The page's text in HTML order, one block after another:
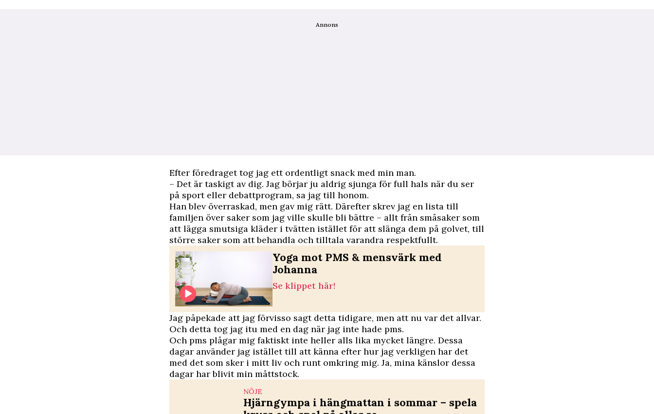
Annons
Efter föredraget tog jag ett ordentligt snack med min man.
– Det är taskigt av dig. Jag börjar ju aldrig sjunga för full hals när du ser
på sport eller debattprogram, sa jag till honom.
Han blev överraskad, men gav mig rätt. Därefter skrev jag en lista till
familjen över saker som jag ville skulle bli bättre – allt från småsaker som
att lägga smutsiga kläder i tvätten istället för att slänga dem på golvet, till
större saker som att behandla och tilltala varandra respektfullt.
Yoga mot PMS & mensvärk med
Johanna
Se klippet här!
Jag påpekade att jag förvisso sagt detta tidigare, men att nu var det allvar.
Och detta tog jag itu med en dag när jag inte hade pms.
Och pms plågar mig faktiskt inte heller alls lika mycket längre. Dessa
dagar använder jag istället till att känna efter hur jag verkligen har det
med det som sker i mitt liv och runt omkring mig. Ja, mina känslor dessa
dagar har blivit min måttstock.
NÖJE
Hjärngympa i hängmattan i sommar – spela